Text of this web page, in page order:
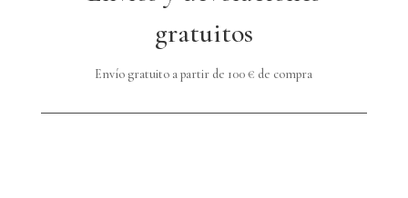
gratuitos
Envío gratuito a partir de 100 € de compra